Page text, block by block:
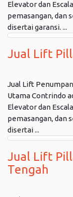
Elevator dan
pemasangan, dan
disertai garansi. ...
Jual Lift
Jual Lift
Utama Contrindo
Elevator dan
pemasangan, dan
disertai ...
Jual Lift
Tengah